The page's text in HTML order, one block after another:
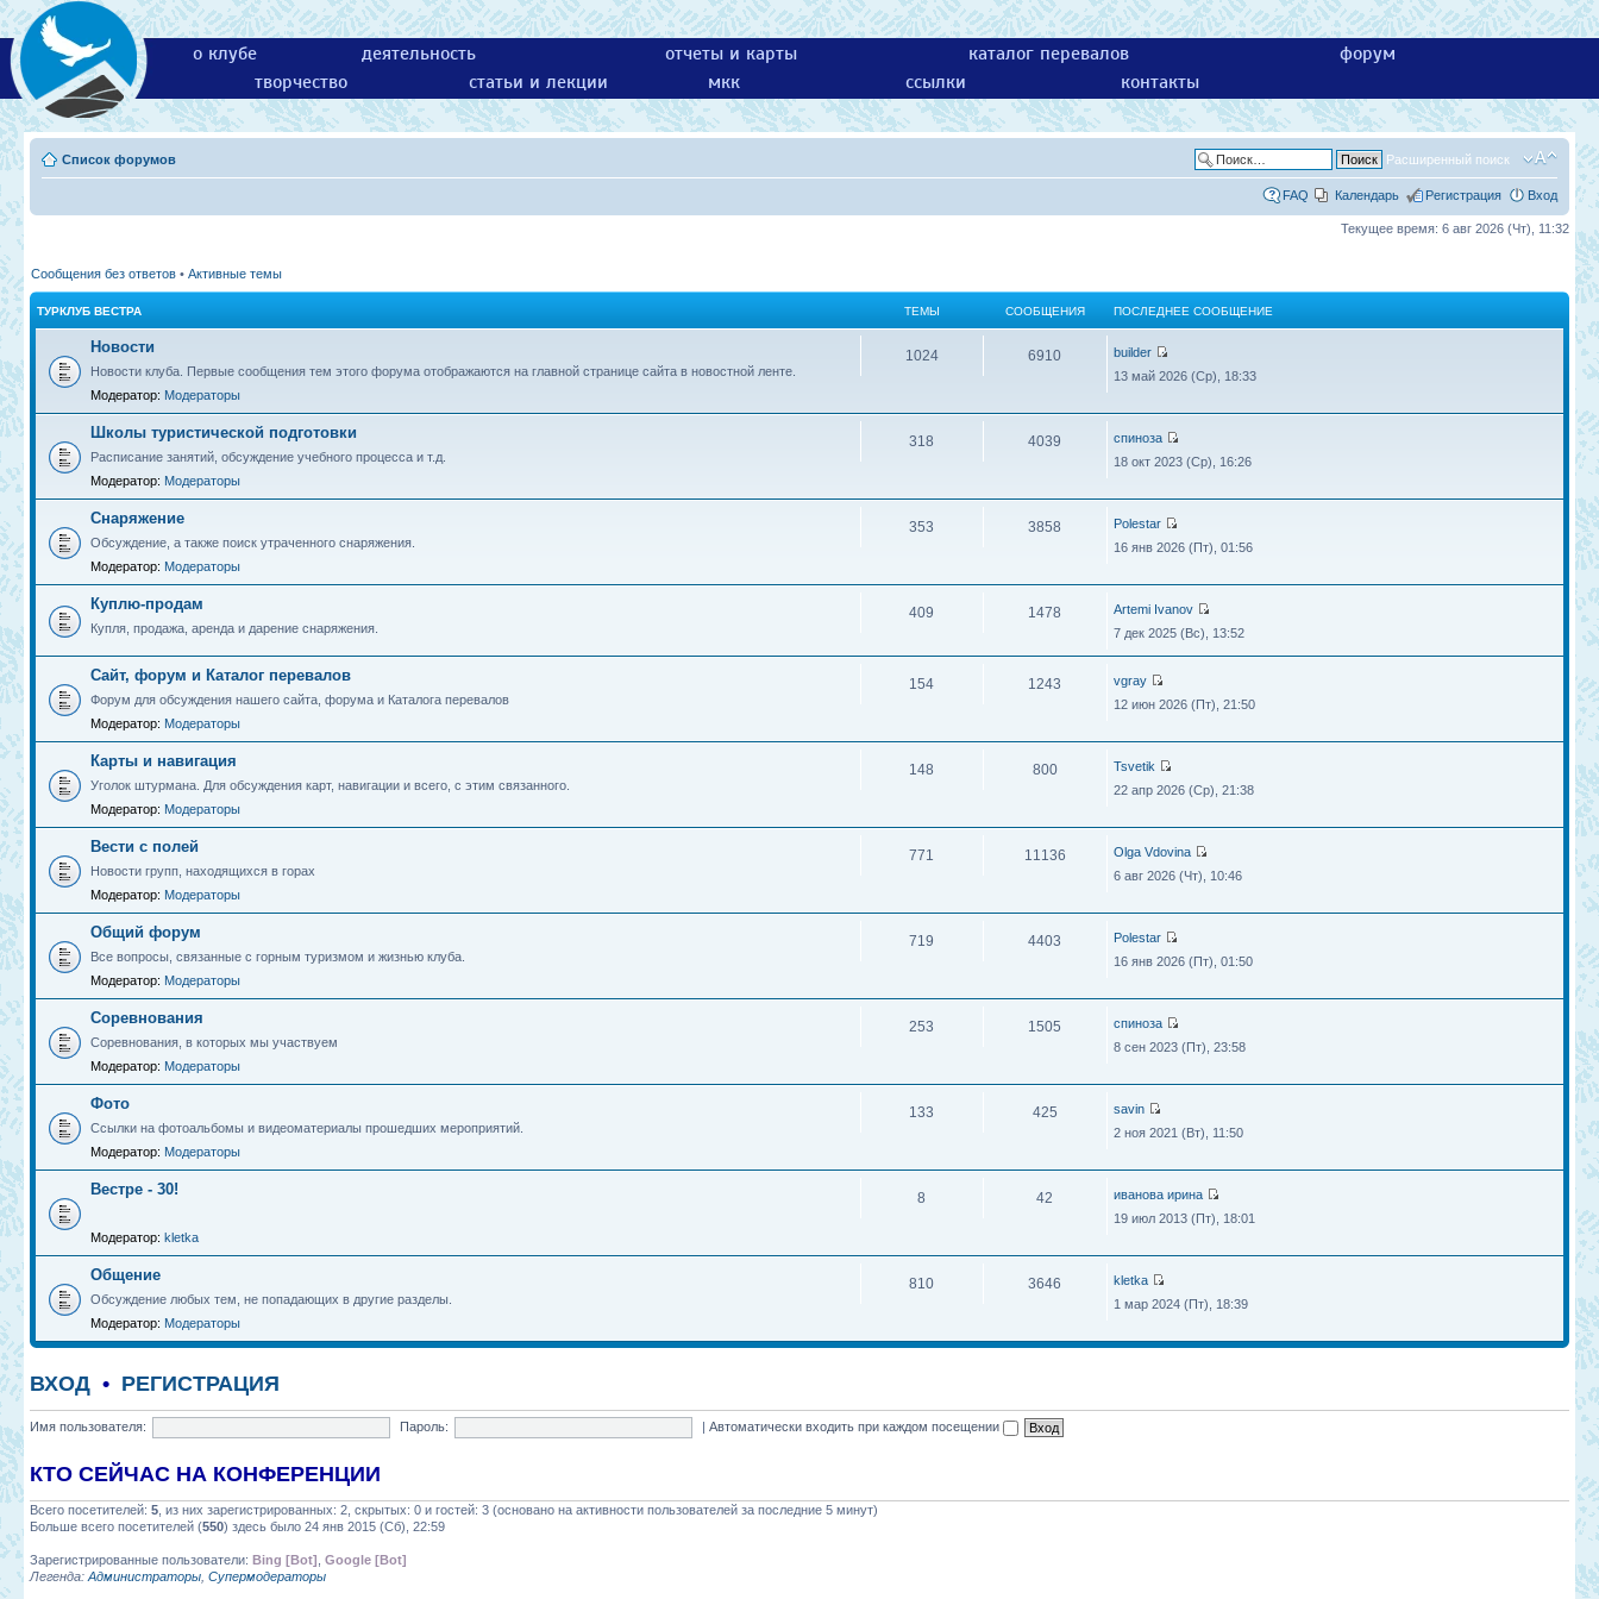
о клубе деятельность отчеты и карты каталог перевалов
форум
творчество
статьи и лекции мкк ссылки контакты
Список форумов Расширенный поиск
FAQ Календарь Регистрация Вход
Текущее время: 6 авг 2026 (Чт), 11:32
Сообщения без ответов • Активные темы
ТУРКЛУБ ВЕСТРА ТЕМЫ СООБЩЕНИЯ ПОСЛЕДНЕЕ СООБЩЕНИЕ
Новости
Новости клуба. Первые сообщения тем этого форума отображаются на главной странице сайта в новостной ленте.
Модератор: Модераторы
1024 6910
builder
13 май 2026 (Ср), 18:33
Школы туристической подготовки
Расписание занятий, обсуждение учебного процесса и т.д.
Модератор: Модераторы
318 4039
спиноза
18 окт 2023 (Ср), 16:26
Снаряжение
Обсуждение, а также поиск утраченного снаряжения.
Модератор: Модераторы
353 3858
Polestar
16 янв 2026 (Пт), 01:56
Куплю-продам
Купля, продажа, аренда и дарение снаряжения.
409 1478
Artemi Ivanov
7 дек 2025 (Вс), 13:52
Сайт, форум и Каталог перевалов
Форум для обсуждения нашего сайта, форума и Каталога перевалов
Модератор: Модераторы
154 1243
vgray
12 июн 2026 (Пт), 21:50
Карты и навигация
Уголок штурмана. Для обсуждения карт, навигации и всего, с этим связанного.
Модератор: Модераторы
148 800
Tsvetik
22 апр 2026 (Ср), 21:38
Вести с полей
Новости групп, находящихся в горах
Модератор: Модераторы
771 11136
Olga Vdovina
6 авг 2026 (Чт), 10:46
Общий форум
Все вопросы, связанные с горным туризмом и жизнью клуба.
Модератор: Модераторы
719 4403
Polestar
16 янв 2026 (Пт), 01:50
Соревнования
Соревнования, в которых мы участвуем
Модератор: Модераторы
253 1505
спиноза
8 сен 2023 (Пт), 23:58
Фото
Ссылки на фотоальбомы и видеоматериалы прошедших мероприятий.
Модератор: Модераторы
133 425
savin
2 ноя 2021 (Вт), 11:50
Вестре - 30!
Модератор: kletka
8 42
иванова ирина
19 июл 2013 (Пт), 18:01
Общение
Обсуждение любых тем, не попадающих в другие разделы.
Модератор: Модераторы
810 3646
kletka
1 мар 2024 (Пт), 18:39
ВХОД • РЕГИСТРАЦИЯ
Имя пользователя: Пароль: |Автоматически входить при каждом посещении
КТО СЕЙЧАС НА КОНФЕРЕНЦИИ
Всего посетителей: 5 , из них зарегистрированных: 2, скрытых: 0 и гостей: 3 (основано на активности пользователей за последние 5 минут)
Больше всего посетителей (550) здесь было 24 янв 2015 (Сб), 22:59
Зарегистрированные пользователи: Bing [Bot] Google [Bot]
Легенда: Администраторы Супермодераторы